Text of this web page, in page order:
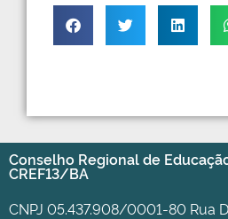
Conselho Regional de
CREF13/BA
CNPJ 05.437.908/0001-80 Rua